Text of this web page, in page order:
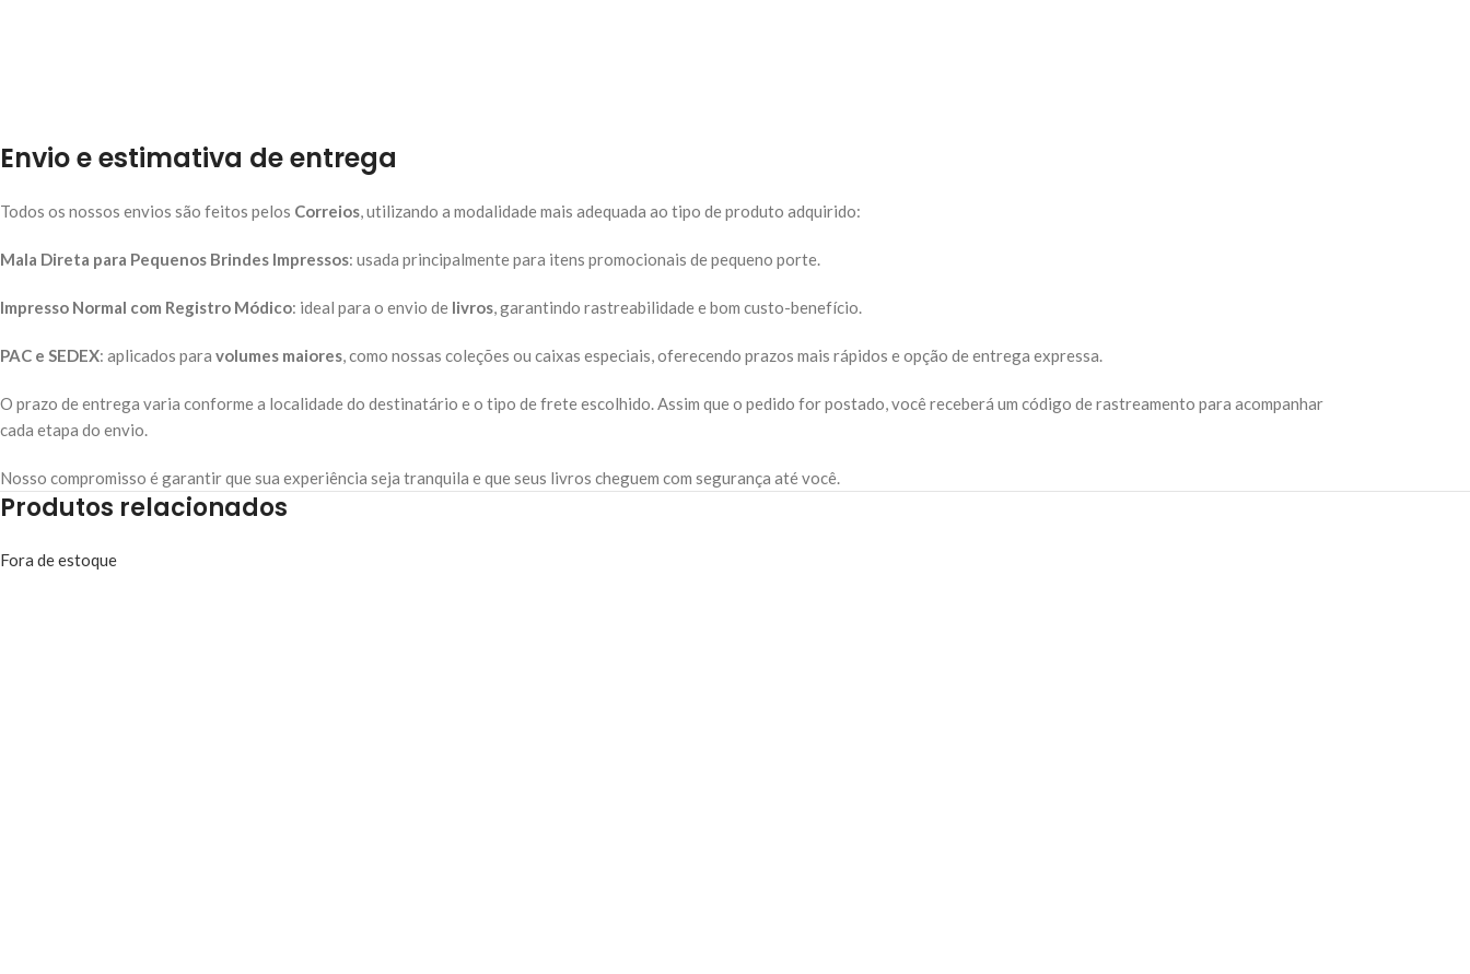
Envio e estimativa de entrega
Todos os nossos envios são feitos pelos Correios, utilizando a modalidade mais adequada ao tipo de produto adquirido:
Mala Direta para Pequenos Brindes Impressos: usada principalmente para itens promocionais de pequeno porte.
Impresso Normal com Registro Módico: ideal para o envio de livros, garantindo rastreabilidade e bom custo-benefício.
PAC e SEDEX: aplicados para volumes maiores, como nossas coleções ou caixas especiais, oferecendo prazos mais rápidos e opção de entrega expressa.
O prazo de entrega varia conforme a localidade do destinatário e o tipo de frete escolhido. Assim que o pedido for postado, você receberá um código de rastreamento para acompanhar
cada etapa do envio.
Nosso compromisso é garantir que sua experiência seja tranquila e que seus livros cheguem com segurança até você.
Produtos relacionados
Fora de estoque